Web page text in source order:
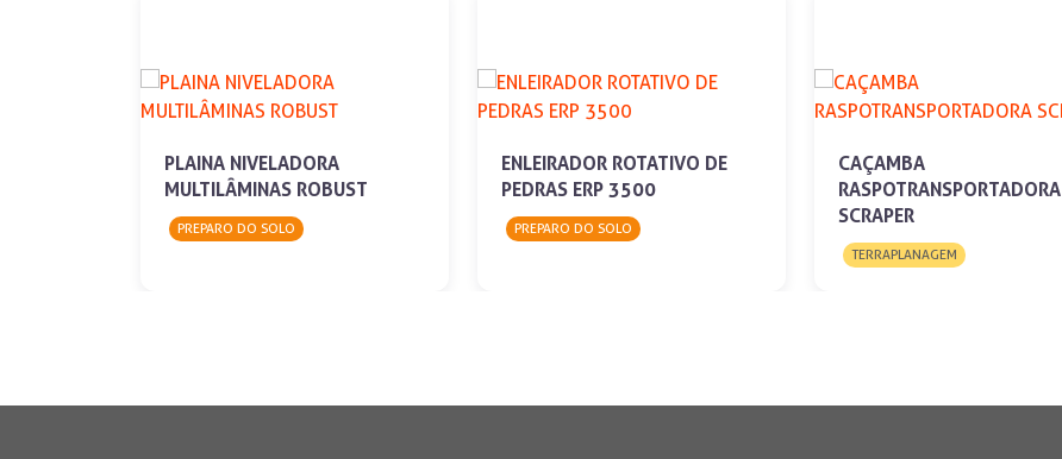
PLAINA NIVELADORA
MULTILÂMINAS ROBUST
PREPARO DO SOLO
ENLEIRADOR ROTATIVO DE
PEDRAS ERP 3500
PREPARO DO SOLO
CAÇAMBA
RASPOTRANSPORTADORA
SCRAPER
TERRAPLANAGEM